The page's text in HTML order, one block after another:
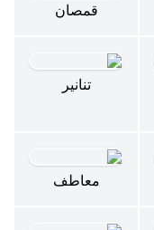
قمصان
تنانير
معاطف